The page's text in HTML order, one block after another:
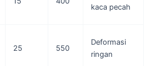
kaca pecah
25 550
Deformasi
ringan